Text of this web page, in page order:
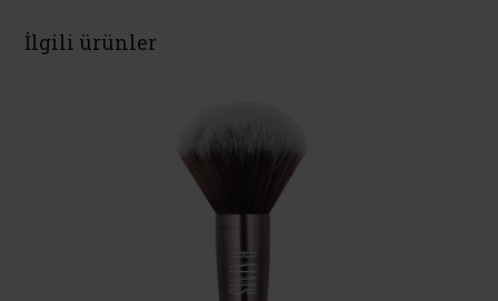
İlgili ürünler